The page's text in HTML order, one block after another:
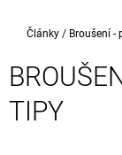
Domů
Články / Broušení -
TIPY
T
E
B
U